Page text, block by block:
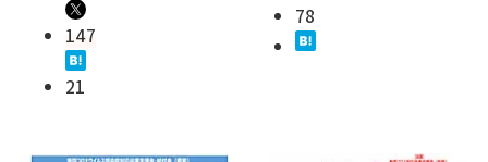
147
21
78